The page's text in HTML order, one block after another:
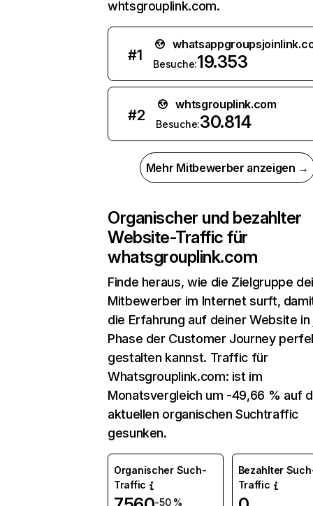
whtsgrouplink.com.
#1
Besuche:19.353
#2
whtsgrouplink.com
Besuche:30.814
Mehr Mitbewerber anzeigen →
Organischer und bezahlter
Website-Traffic für
whatsgrouplink.com
Finde heraus, wie die Zielgruppe
Mitbewerber im Internet surft,
die Erfahrung auf deiner Website
Phase der Customer Journey
gestalten kannst. Traffic für
Whatsgrouplink.com: ist im
Monatsvergleich um -49,66 % auf
aktuellen organischen Suchtraffic
gesunken.
Organischer Such-
Traffic
-50 %
Bezahlter
Traffic